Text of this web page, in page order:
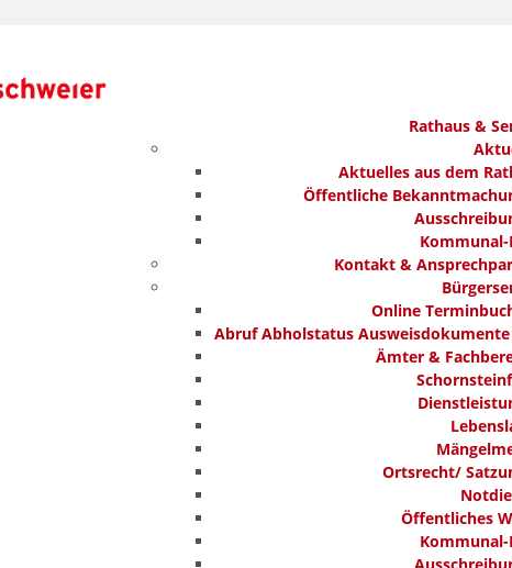
Rathaus &
Aktuelles aus dem
Öffentliche
Kommunal-
Kontakt &
Online
Abruf Abholstatus Ausweisdokumente
Ämter &
Ortsrecht/
Öffentliches
Kommunal-